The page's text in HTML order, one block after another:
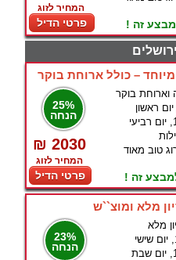
המחיר לזוג
פרטי הדיל זה !
25%
הנחה
₪ 2030
המחיר לזוג
פרטי הדיל
וארוחת בוקר
טוב מאוד
זה !
מלא ומוצ``ש
23%
הנחה
מלא